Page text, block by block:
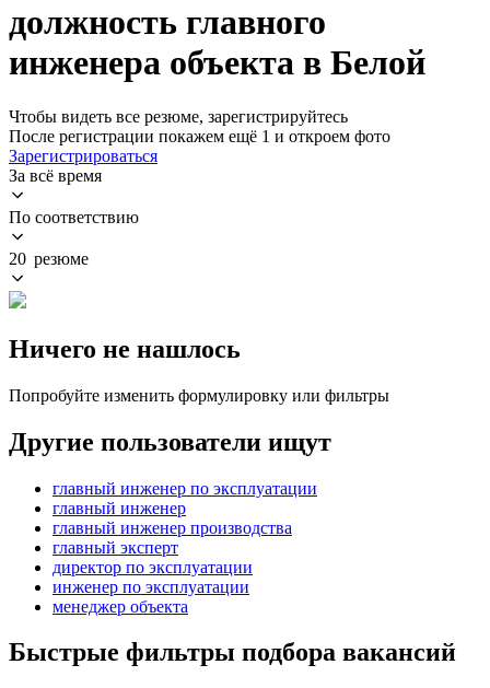
должность главного
инженера объекта в Белой
Чтобы видеть все резюме, зарегистрируйтесь
После регистрации покажем ещё 1 и откроем фото
Зарегистрироваться
За всё время
По соответствию
20 резюме
Ничего не нашлось
Попробуйте изменить формулировку или фильтры
Другие пользователи ищут
главный инженер по эксплуатации
главный инженер
главный инженер производства
главный эксперт
директор по эксплуатации
инженер по эксплуатации
менеджер объекта
Быстрые фильтры подбора вакансий